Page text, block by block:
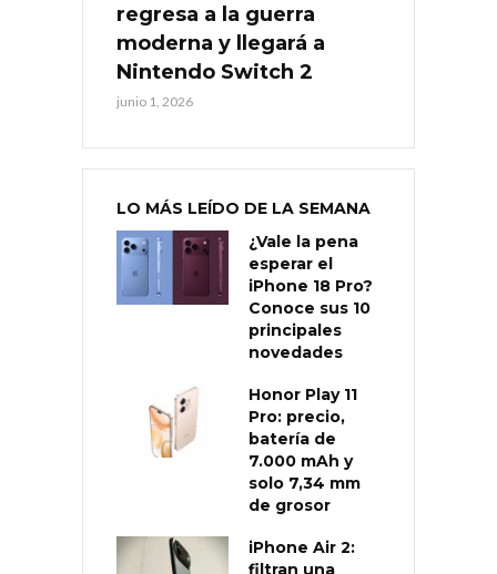
regresa a la guerra
moderna y llegará a
Nintendo Switch 2
junio 1, 2026
LO MÁS LEÍDO DE LA SEMANA
¿Vale la pena
esperar el
iPhone 18 Pro?
Conoce sus 10
principales
novedades
Honor Play 11
Pro: precio,
batería de
7.000 mAh y
solo 7,34 mm
de grosor
iPhone Air 2:
filtran una